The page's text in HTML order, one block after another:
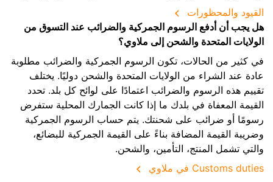
القيود والمحظورات
هل يجب أن أدفع الرسوم الجمركية والضرائب عند التسوق من
الولايات المتحدة والشحن إلى ملاوي؟
في كثير من الحالات، تكون الرسوم الجمركية والضرائب مطلوبة
عادة عند الشراء من الولايات المتحدة والشحن دوليًا. يختلف
تقييم هذه الرسوم والضرائب اعتمادًا على لوائح كل بلد. تحدد
القيمة المعفاة في بلدك ما إذا كانت الجمارك المحلية ستفرض
رسومًا أو ضرائب على شحنتك. يتم حساب الرسوم الجمركية
وضريبة القيمة المضافة بناءً على القيمة الجمركية للبضائع،
والتي تشمل المنتج، التأمين، والشحن.
Customs duties في ملاوي